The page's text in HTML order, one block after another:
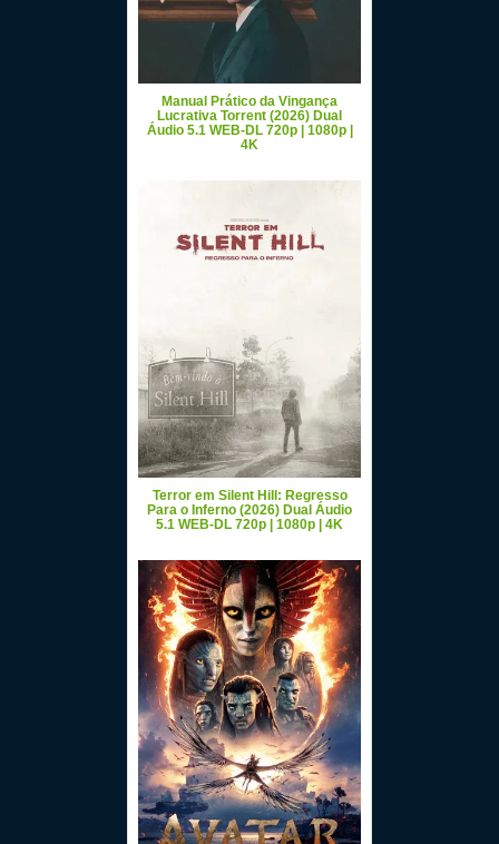
Manual Prático da Vingança
Lucrativa Torrent (2026) Dual
Áudio 5.1 WEB-DL 720p | 1080p |
4K
Terror em Silent Hill: Regresso
Para o Inferno (2026) Dual Áudio
5.1 WEB-DL 720p | 1080p | 4K